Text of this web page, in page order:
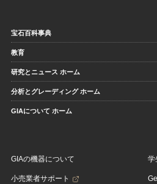
宝石百科事典
教育
研究とニュース ホーム
分析とグレーディング ホーム
GIAについて ホーム
GIAの機器について
小売業者サポート
学